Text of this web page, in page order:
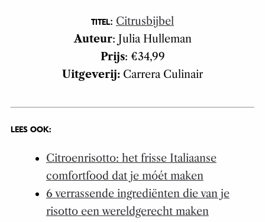
TITEL: Citrusbijbel
Auteur: Julia Hulleman
Prijs: €34,99
Uitgeverij: Carrera Culinair
LEES OOK:
Citroenrisotto: het frisse Italiaanse
comfortfood dat je móét maken
6 verrassende ingrediënten die van je
risotto een wereldgerecht maken